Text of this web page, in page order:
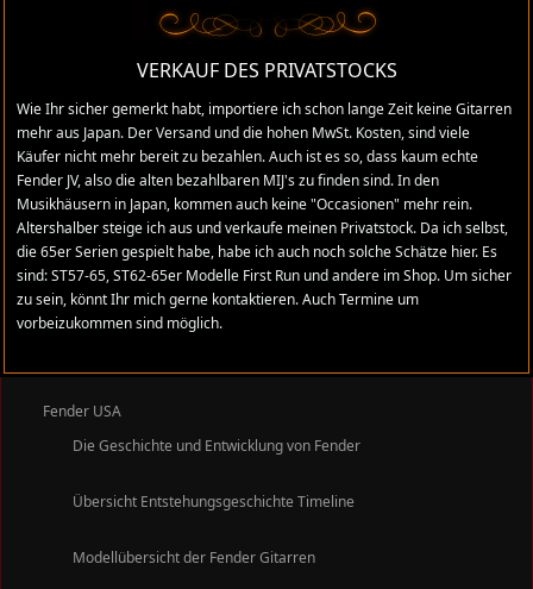
Tokai Springy Sound Silver Star Breezysound
Fernandes Burny Made in Japan
Technik
Neckprofile Halsformen Griffbrett Radius
Single Coil Pickup Geschichte Technik Materalien
Nitro Lacke und Polyester Lackierungen
Fender Logo Emblem Schriftzug Decal
Fender USA
Die Geschichte und Entwicklung von Fender
Übersicht Entstehungsgeschichte Timeline
Modellübersicht der Fender Gitarren
VERKAUF DES PRIVATSTOCKS
Wie Ihr sicher gemerkt habt, importiere ich schon lange Zeit keine Gitarren
mehr aus Japan. Der Versand und die hohen MwSt. Kosten, sind viele
Käufer nicht mehr bereit zu bezahlen. Auch ist es so, dass kaum echte
Fender JV, also die alten bezahlbaren MIJ's zu finden sind. In den
Musikhäusern in Japan, kommen auch keine "Occasionen" mehr rein.
Altershalber steige ich aus und verkaufe meinen Privatstock. Da ich selbst,
die 65er Serien gespielt habe, habe ich auch noch solche Schätze hier. Es
sind: ST57-65, ST62-65er Modelle First Run und andere im Shop. Um sicher
zu sein, könnt Ihr mich gerne kontaktieren. Auch Termine um
vorbeizukommen sind möglich.